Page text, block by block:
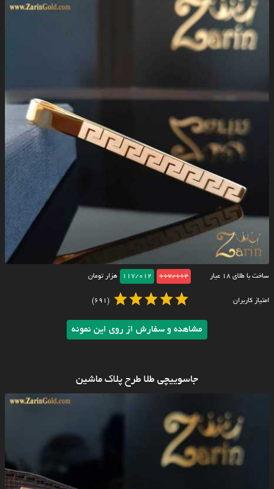
ساخت با طلای ۱۸ عیار 117/112
117/012 هزار تومان
امتیاز کاربران (691)
مشاهده و سفارش از روی این نمونه
جاسوییچی طلا طرح پلاک ماشین